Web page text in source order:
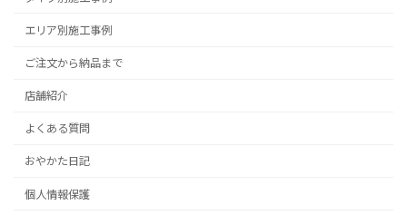
エリア別施工事例
ご注文から納品まで
店舗紹介
よくある質問
おやかた日記
個人情報保護